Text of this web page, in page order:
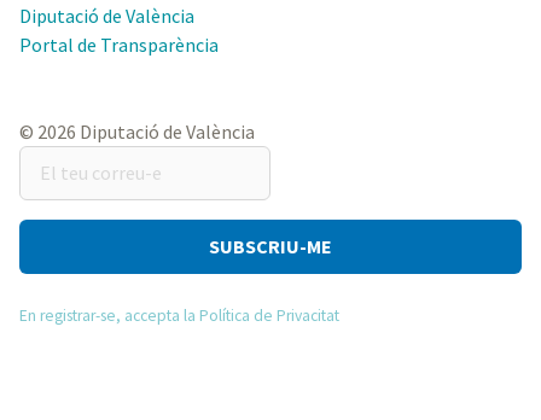
Diputació de València
Portal de Transparència
© 2026 Diputació de València
El
teu
correu-
En registrar-se, accepta la Política de Privacitat